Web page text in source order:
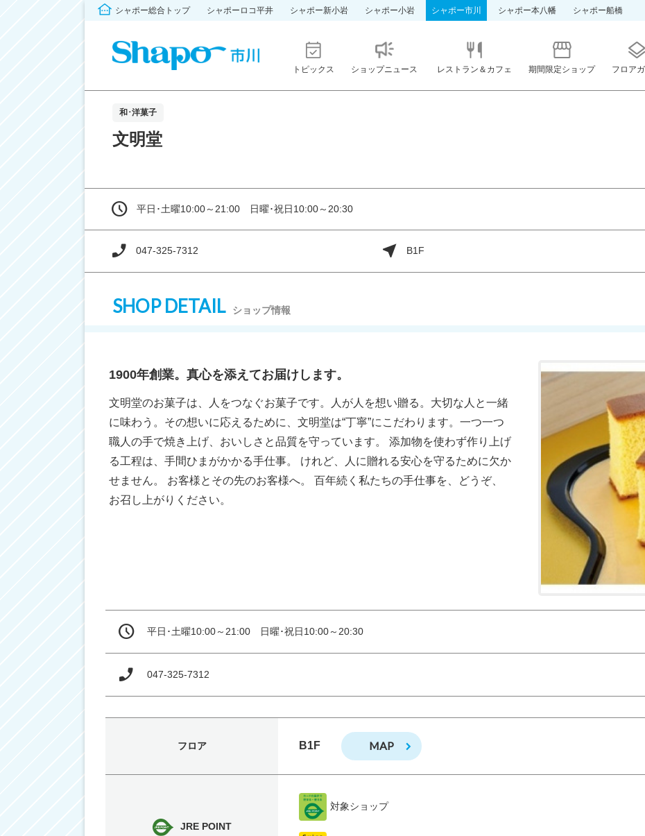
シャポー総合トップ シャポーロコ平井 シャポー新小岩 シャポー小岩 シャポー市川 シャポー本八幡 シャポー船橋
トピックス ショップニュース レストラン＆カフェ 期間限定ショップ フロア
和･洋菓子
文明堂
平日･土曜10:00～21:00 日曜･祝日10:00～20:30
047-325-7312 B1F
SHOP DETAIL ショップ情報
1900年創業。真心を添えてお届けします。
文明堂のお菓子は、人をつなぐお菓子です。人が人を想い贈る。大切な人と一緒
に味わう。その想いに応えるために、文明堂は“丁寧”にこだわります。一つ一つ
職人の手で焼き上げ、おいしさと品質を守っています。 添加物を使わず作り上げ
る工程は、手間ひまがかかる手仕事。 けれど、人に贈れる安心を守るために欠か
せません。 お客様とその先のお客様へ。 百年続く私たちの手仕事を、どうぞ、
お召し上がりください。
平日･土曜10:00～21:00　日曜･祝日10:00～20:30
047-325-7312
フロア B1F MAP
JRE POINT
対象ショップ